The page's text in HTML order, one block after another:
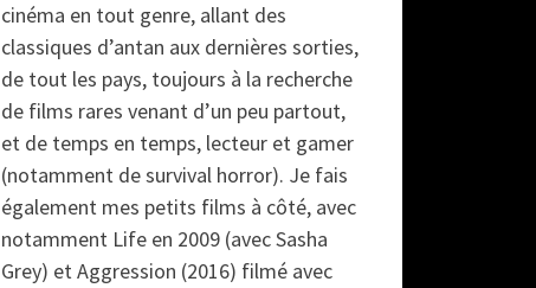
cinéma en tout genre, allant des
classiques d’antan aux dernières sorties,
de tout les pays, toujours à la recherche
de films rares venant d’un peu partout,
et de temps en temps, lecteur et gamer
(notamment de survival horror). Je fais
également mes petits films à côté, avec
notamment Life en 2009 (avec Sasha
Grey) et Aggression (2016) filmé avec